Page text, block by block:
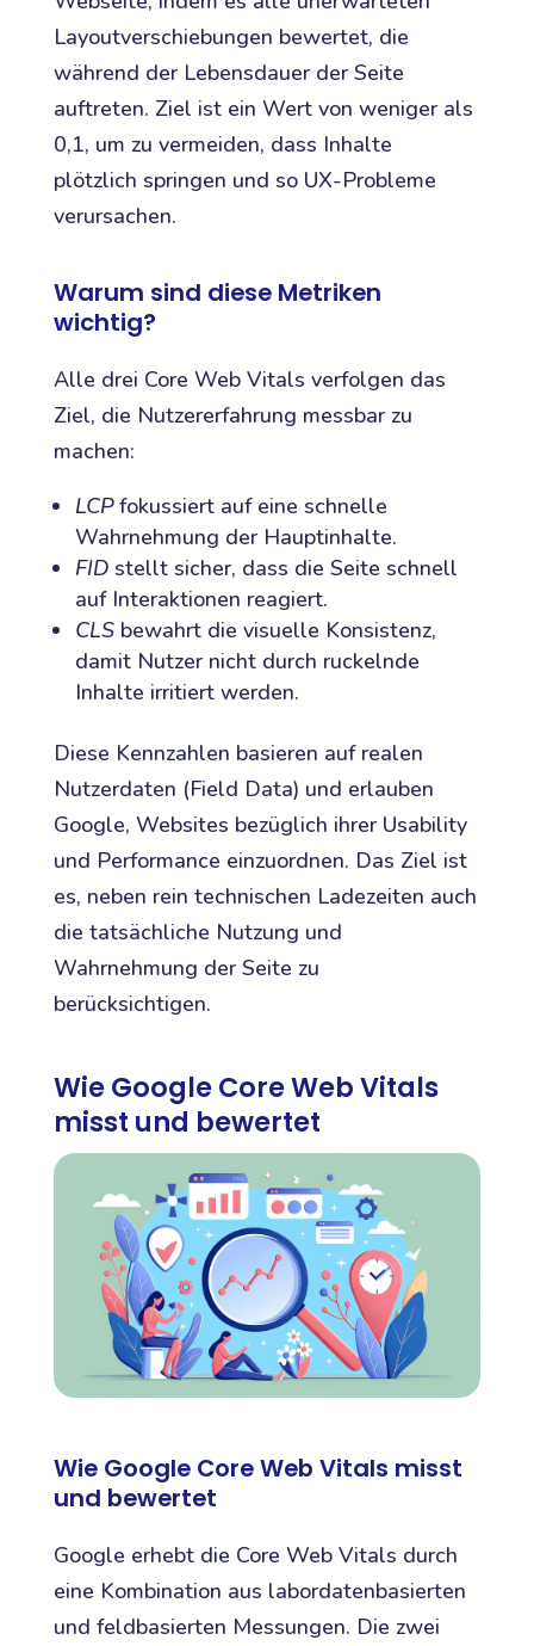
Layoutverschiebungen bewertet, die
während der Lebensdauer der Seite
auftreten. Ziel ist ein Wert von weniger als
0,1, um zu vermeiden, dass Inhalte
plötzlich springen und so UX-Probleme
verursachen.
Warum sind diese Metriken
wichtig?
Alle drei Core Web Vitals verfolgen das
Ziel, die Nutzererfahrung messbar zu
machen:
LCPfokussiert auf eine schnelle
Wahrnehmung der Hauptinhalte.
FIDstellt sicher, dass die Seite schnell
auf Interaktionen reagiert.
CLSbewahrt die visuelle Konsistenz,
damit Nutzer nicht durch ruckelnde
Inhalte irritiert werden.
Diese Kennzahlen basieren auf realen
Nutzerdaten (Field Data) und erlauben
Google, Websites bezüglich ihrer Usability
und Performance einzuordnen. Das Ziel ist
es, neben rein technischen Ladezeiten auch
die tatsächliche Nutzung und
Wahrnehmung der Seite zu
berücksichtigen.
Wie Google Core Web Vitals
misst und bewertet
Wie Google Core Web Vitals misst
und bewertet
Google erhebt die Core Web Vitals durch
eine Kombination aus labordatenbasierten
und feldbasierten Messungen. Die zwei